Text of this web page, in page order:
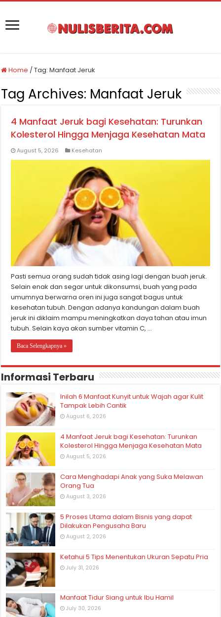
Home /Tag:Manfaat Jeruk
Tag Archives: Manfaat Jeruk
4 Manfaat Jeruk bagi Kesehatan: Turunkan
Kolesterol Hingga Menjaga Kesehatan Mata
August 5, 2026 Kesehatan
Pasti semua orang sudah tidak asing lagi dengan buah jeruk.
Selain enak dan segar untuk dikonsumsi, buah yang pada
umumnya berwarna oren ini juga sangat bagus untuk
kesehatan tubuh. Dengan adanya kandungan dalam buah
jeruk ini diklaim mampu meningkatkan daya tahan atau imun
tubuh. Selain kaya akan sumber vitamin C, …
Baca Selengkapnya »
Informasi Terbaru
Inilah 6 Manfaat Kunyit untuk Wajah agar Kulit
Tampak Lebih Cantik
August 6, 2026
4 Manfaat Jeruk bagi Kesehatan: Turunkan
Kolesterol Hingga Menjaga Kesehatan Mata
August 5, 2026
Cara Menghadapi Anak yang Suka Melawan
Orang Tua
August 3, 2026
5 Proses Utama dalam Bisnis yang dapat
Dilakukan Pengusaha Baru
August 2, 2026
Ketahui 5 Tips Menentukan Ukuran Sepatu Pria
July 31, 2026
Manfaat Tidur Siang untuk Ibu Hamil
July 30, 2026